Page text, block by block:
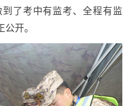
了考中有监考、全程有监
开。